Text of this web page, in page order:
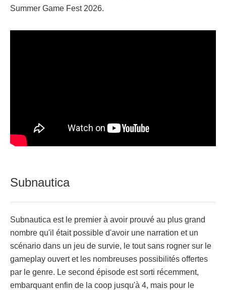
Summer Game Fest 2026.
Subnautica
Subnautica est le premier à avoir prouvé au plus grand
nombre qu'il était possible d'avoir une narration et un
scénario dans un jeu de survie, le tout sans rogner sur le
gameplay ouvert et les nombreuses possibilités offertes
par le genre. Le second épisode est sorti récemment,
embarquant enfin de la coop jusqu'à 4, mais pour le